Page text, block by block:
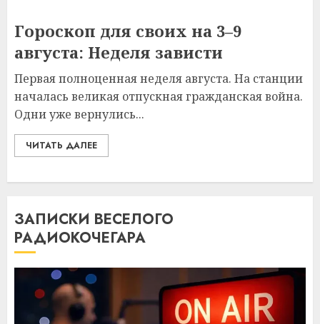
Гороскоп для своих на 3–9
августа: Неделя зависти
Первая полноценная неделя августа. На станции
началась великая отпускная гражданская война.
Одни уже вернулись...
ЧИТАТЬ ДАЛЕЕ
ЗАПИСКИ ВЕСЕЛОГО
РАДИОКОЧЕГАРА